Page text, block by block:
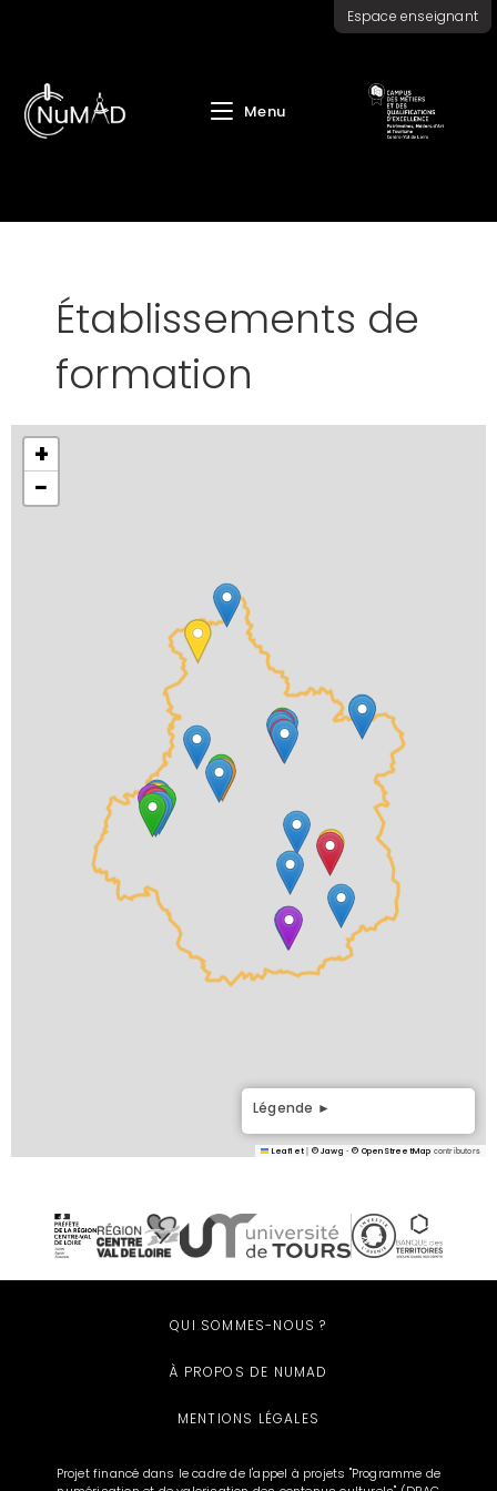
Menu
Espace enseignant
Établissements de
formation
+
−
Légende ►
Campus d'excellence PatMAT
Lycées privés
Centres de formation
Universités / Écoles
Leaflet | © Jawg -© OpenStreetMap contributors
QUI SOMMES-NOUS ?
À PROPOS DE NUMAD
MENTIONS LÉGALES
Projet financé dans le cadre de l'appel à projets "Programme de